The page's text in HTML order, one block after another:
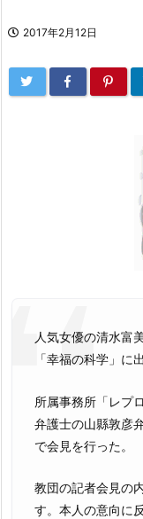
2017年2月12日
人気女優の清水富
「幸福の科学」に
所属事務所「レプ
弁護士の山縣敦彦
で会見を行った。
教団の記者会見の
す。本人の意向に